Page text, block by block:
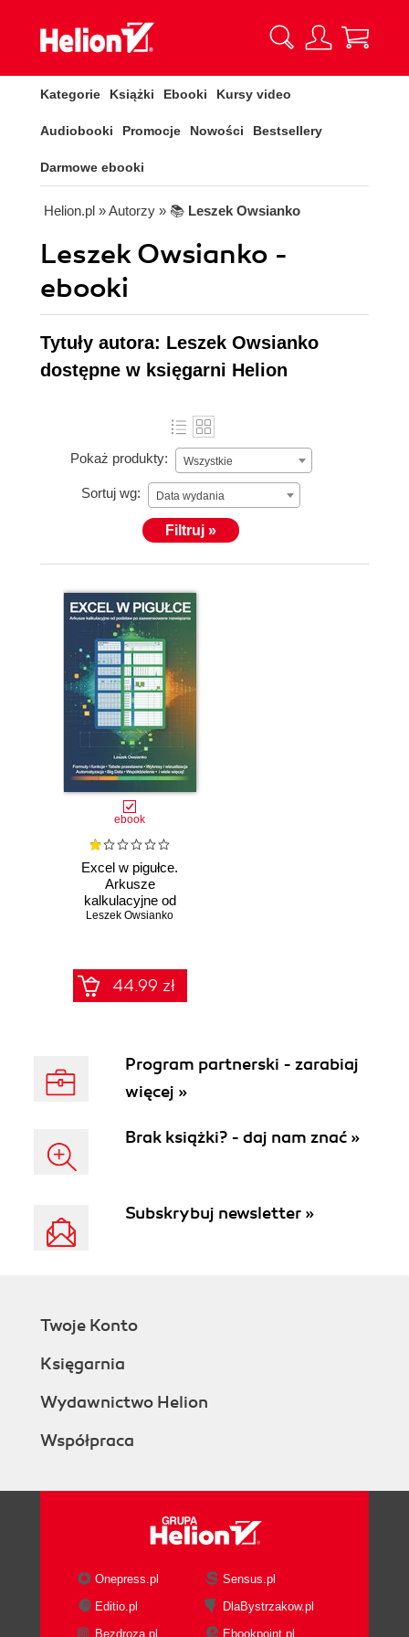
Kategorie Książki Ebooki Kursy video
Audiobooki Promocje Nowości Bestsellery
Darmowe ebooki
Helion.pl » Autorzy » 📚 Leszek Owsianko
Leszek Owsianko -
ebooki
Tytuły autora: Leszek Owsianko
dostępne w księgarni Helion
Pokaż produkty: Wszystkie
Sortuj wg: Data wydania
Filtruj »
ebook
Excel w pigułce.
Arkusze
kalkulacyjne od
podstaw po
Leszek Owsianko
44.99 zł
Program partnerski - zarabiaj
więcej »
Brak książki? - daj nam znać »
Subskrybuj newsletter »
Twoje Konto
Księgarnia
Wydawnictwo Helion
Współpraca
Onepress.pl
Sensus.pl
Editio.pl
DlaBystrzakow.pl
Bezdroza.pl
Ebookpoint.pl